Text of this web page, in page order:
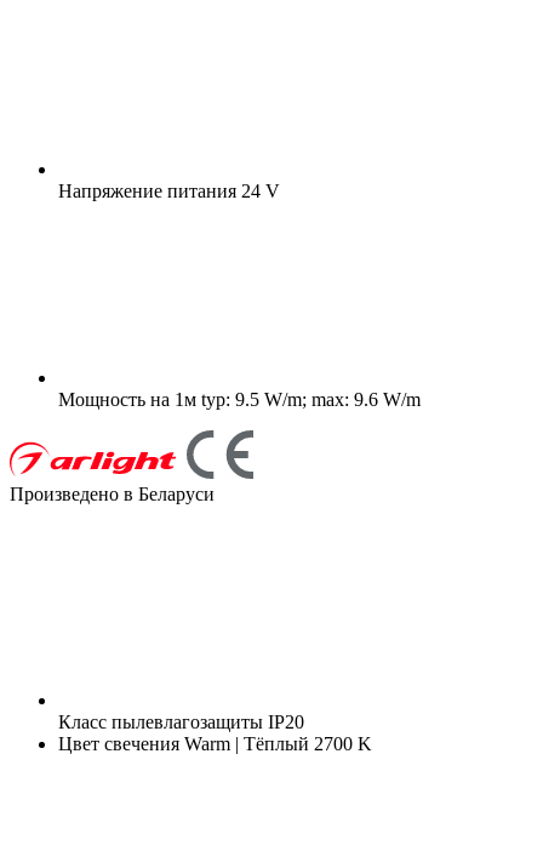
Напряжение питания 24 V
Мощность на 1м typ: 9.5 W/m; max: 9.6 W/m
Произведено в Беларуси
Класс пылевлагозащиты IP20
Цвет свечения Warm | Тёплый 2700 K